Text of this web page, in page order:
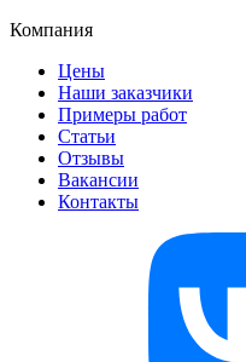
Компания
Цены
Наши заказчики
Примеры работ
Статьи
Отзывы
Вакансии
Контакты